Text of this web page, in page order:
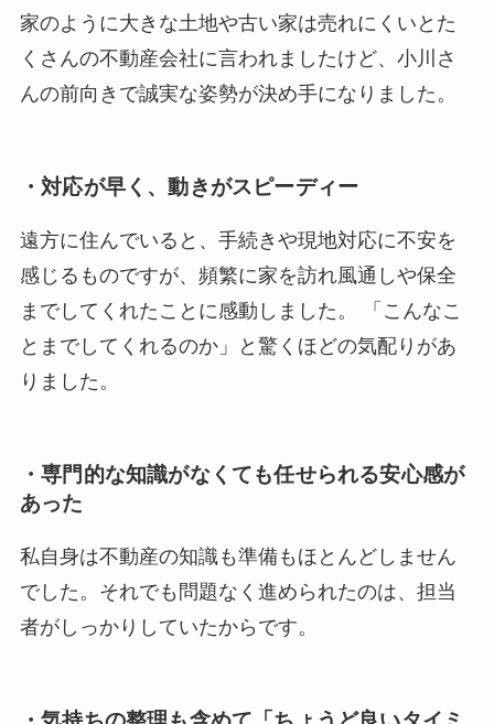
家のように大きな土地や古い家は売れにくいとた
くさんの不動産会社に言われましたけど、小川さ
んの前向きで誠実な姿勢が決め手になりました。
・対応が早く、動きがスピーディー
遠方に住んでいると、手続きや現地対応に不安を
感じるものですが、頻繁に家を訪れ風通しや保全
までしてくれたことに感動しました。 「こんなこ
とまでしてくれるのか」と驚くほどの気配りがあ
りました。
・専門的な知識がなくても任せられる安心感が
あった
私自身は不動産の知識も準備もほとんどしません
でした。それでも問題なく進められたのは、担当
者がしっかりしていたからです。